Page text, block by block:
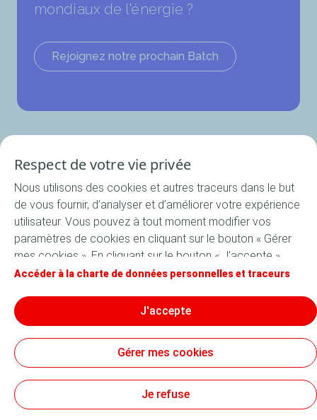
mondiaux de l'énergie ?
Rejoignez notre prochain Batch
Programme
Nos startups
Postuler maintenant
Newsroom
Conditions Générales d’Utilisation (CGU)
Charte Données Personnelles et Traceurs
Respect de votre vie privée
Nous utilisons des cookies et autres traceurs dans le but
de vous fournir, d’analyser et d’améliorer votre expérience
utilisateur. Vous pouvez à tout moment modifier vos
paramètres de cookies en cliquant sur le bouton « Gérer
mes cookies ». En cliquant sur le bouton « J’accepte »,
vous acceptez le dépôt de l’ensemble des cookies. Dans
techniques nécessaires au bon fonctionnement du site
seront utilisés. Pour plus d’informations, vous pouvez
consulter la page « Charte de données personnelles et
traceurs ».
Accéder à la charte de données personnelles et traceurs
J'accepte
Gérer mes cookies
Je refuse